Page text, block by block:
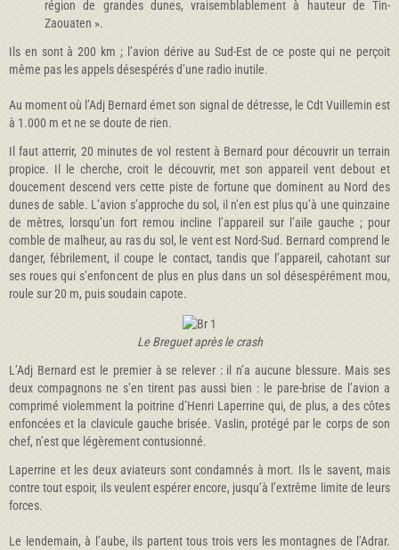
région de grandes dunes, vraisemblablement à hauteur de Tin-
Zaouaten ».
Ils en sont à 200 km ; l’avion dérive au Sud-Est de ce poste qui ne perçoit
même pas les appels désespérés d’une radio inutile.
Au moment où l’Adj Bernard émet son signal de détresse, le Cdt Vuillemin est
à 1.000 m et ne se doute de rien.
Il faut atterrir, 20 minutes de vol restent à Bernard pour découvrir un terrain
propice. Il le cherche, croit le découvrir, met son appareil vent debout et
doucement descend vers cette piste de fortune que dominent au Nord des
dunes de sable. L’avion s’approche du sol, il n’en est plus qu’à une quinzaine
de mètres, lorsqu’un fort remou incline l’appareil sur l’aile gauche ; pour
comble de malheur, au ras du sol, le vent est Nord-Sud. Bernard comprend le
danger, fébrilement, il coupe le contact, tandis que l’appareil, cahotant sur
ses roues qui s’enfoncent de plus en plus dans un sol désespérément mou,
roule sur 20 m, puis soudain capote.
Le Breguet après le crash
L’Adj Bernard est le premier à se relever : il n’a aucune blessure. Mais ses
deux compagnons ne s’en tirent pas aussi bien : le pare-brise de l’avion a
comprimé violemment la poitrine d’Henri Laperrine qui, de plus, a des côtes
enfoncées et la clavicule gauche brisée. Vaslin, protégé par le corps de son
chef, n’est que légèrement contusionné.
Laperrine et les deux aviateurs sont condamnés à mort. Ils le savent, mais
contre tout espoir, ils veulent espérer encore, jusqu’à l’extrême limite de leurs
forces.
Le lendemain, à l’aube, ils partent tous trois vers les montagnes de l’Adrar.